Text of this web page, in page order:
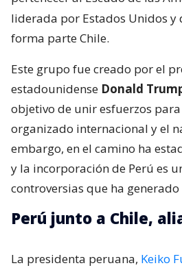
liderada por Estados Unidos y
forma parte Chile.
Este grupo fue creado por el
estadounidense Donald
objetivo de unir esfuerzos
organizado internacional y el
embargo, en el camino ha
y la incorporación de Perú es
controversias que ha
Perú junto a Chile,
La presidenta peruana, Keiko